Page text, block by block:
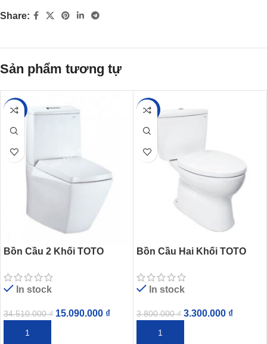
Share:
Sản phẩm tương tự
-56%
Bồn Cầu 2 Khối TOTO
In stock
34.510.000₫ 15.090.000 ₫
THÊM VÀO GIỎ HÀNG
-13%
Bồn Cầu Hai Khối TOTO
In stock
3.800.000₫ 3.300.000 ₫
THÊM VÀO GIỎ HÀNG